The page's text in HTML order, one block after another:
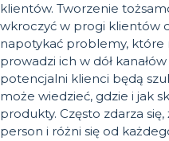
klientów. Tworzenie
wkroczyć w progi klientów
napotykać problemy, które
prowadzi ich w dół
potencjalni klienci będą
może wiedzieć, gdzie i jak
produkty. Często zdarza
person i różni się od